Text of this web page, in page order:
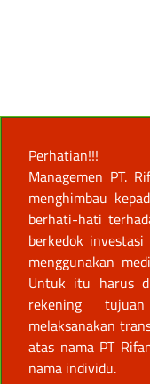
Perhatian!!!
Managemen PT.
menghimbau
berhati-hati
berkedok
menggunakan
Untuk itu harus
rekening
melaksanakan
atas nama PT
nama individu.